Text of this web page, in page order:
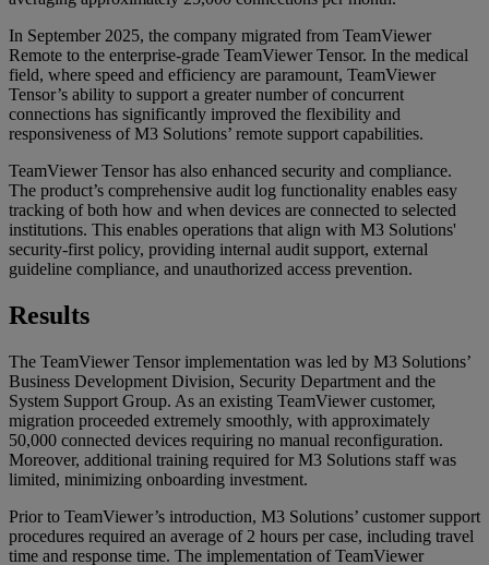
In September 2025, the company migrated from TeamViewer
Remote to the enterprise-grade TeamViewer Tensor. In the medical
field, where speed and efficiency are paramount, TeamViewer
Tensor’s ability to support a greater number of concurrent
connections has significantly improved the flexibility and
responsiveness of M3 Solutions’ remote support capabilities.
TeamViewer Tensor has also enhanced security and compliance.
The product’s comprehensive audit log functionality enables easy
tracking of both how and when devices are connected to selected
institutions. This enables operations that align with M3 Solutions'
security-first policy, providing internal audit support, external
guideline compliance, and unauthorized access prevention.
Results
The TeamViewer Tensor implementation was led by M3 Solutions’
Business Development Division, Security Department and the
System Support Group. As an existing TeamViewer customer,
migration proceeded extremely smoothly, with approximately
50,000 connected devices requiring no manual reconfiguration.
Moreover, additional training required for M3 Solutions staff was
limited, minimizing onboarding investment.
Prior to TeamViewer’s introduction, M3 Solutions’ customer support
procedures required an average of 2 hours per case, including travel
time and response time. The implementation of TeamViewer